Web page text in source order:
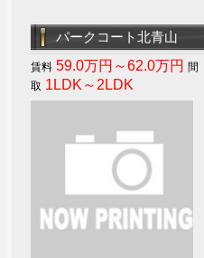
パークコート北青山
59.0万円～62.0万円
1LDK～2LDK